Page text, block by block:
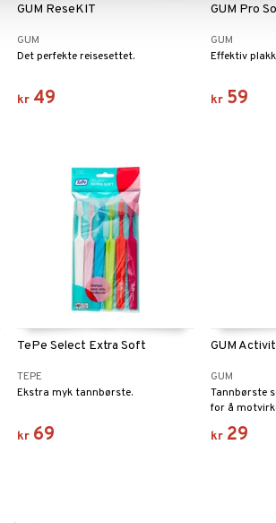
GUM ReseKIT
GUM
Det perfekte reisesettet.
kr 49
GUM Pro
GUM
Effektiv
kr 59
TePe Select Extra Soft
TEPE
Ekstra myk tannbørste.
kr 69
GUM
GUM
Tannbørste
for å
kr 29